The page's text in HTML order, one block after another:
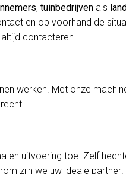
, tuinbedrijven als
en op voorhand de
contacteren.
werken. Met onze
en uitvoering toe. Zelf
zijn we uw ideale partner!